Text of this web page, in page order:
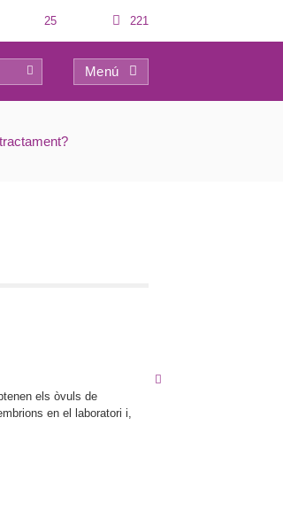
25 221
Menú
els òvuls de
en el laboratori i,